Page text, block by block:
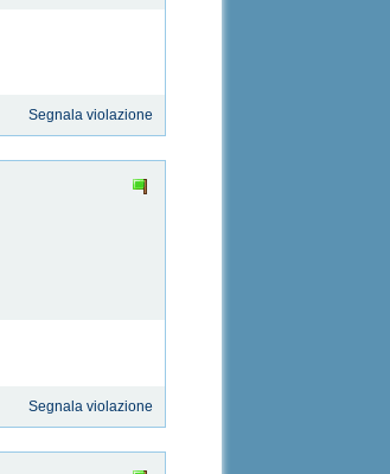
Segnala violazione
Segnala violazione